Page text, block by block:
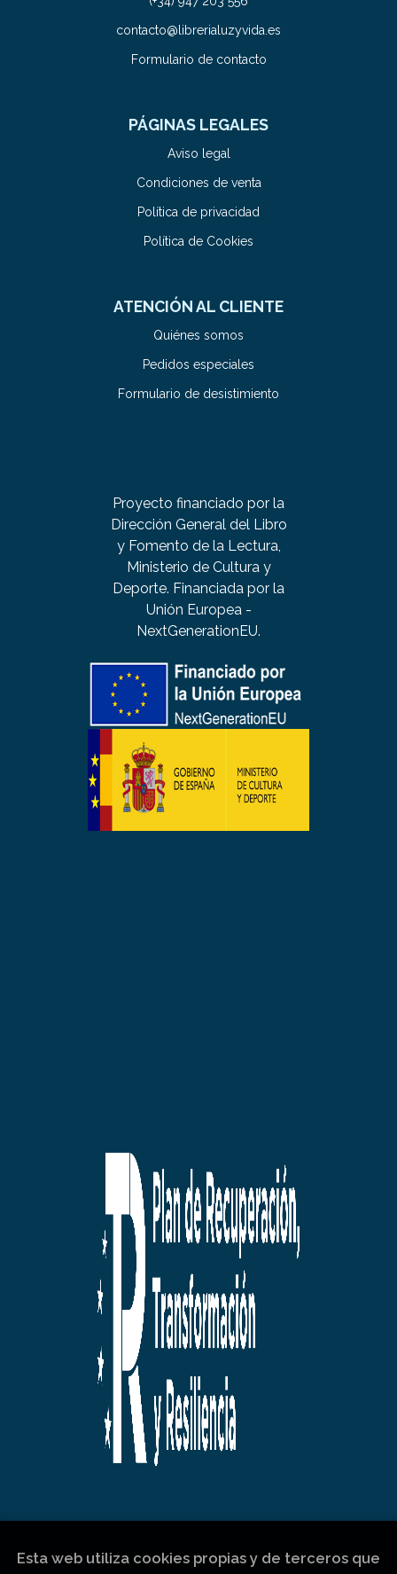
contacto@librerialuzyvida.es
Formulario de contacto
PÁGINAS LEGALES
Aviso legal
Condiciones de venta
Política de privacidad
Política de Cookies
ATENCIÓN AL CLIENTE
Quiénes somos
Pedidos especiales
Formulario de desistimiento
Proyecto financiado por la
Dirección General del Libro
y Fomento de la Lectura,
Ministerio de Cultura y
Deporte. Financiada por la
Unión Europea -
NextGenerationEU.
Esta web utiliza cookies propias y de terceros que